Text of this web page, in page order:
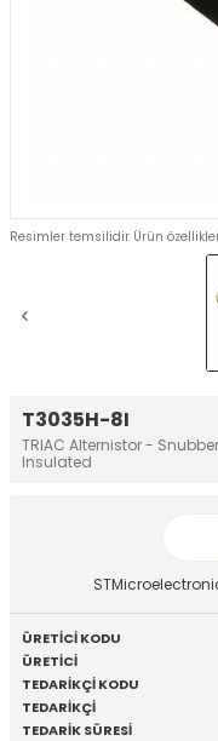
T3035H-8I
TRIAC Alternistor -
Insulated
Resimler temsilidir Ürün
ÜRETİCİ KODU
ÜRETİCİ
TEDARİKÇİ KODU
TEDARİKÇİ
TEDARİK SÜRESİ